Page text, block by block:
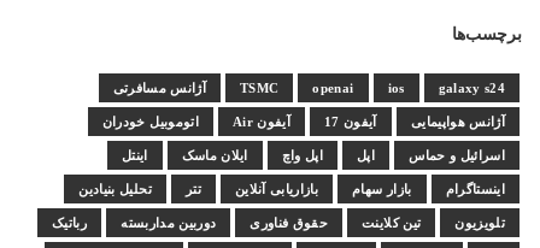
برچسب‌ها
galaxy s24
ios
openai
TSMC آژانس مسافرتی
آژانس هواپیمایی آیفون 17 آیفون Air اتوموبیل خودران
اسرائیل و حماس اپل اپل واچ ایلان ماسک اینتل
اینستاگرام بازار سهام بازاریابی آنلاین تتر تحلیل بنیادین
تلویزیون تین کلاینت حقوق فناوری دوربین مداربسته رباتیک